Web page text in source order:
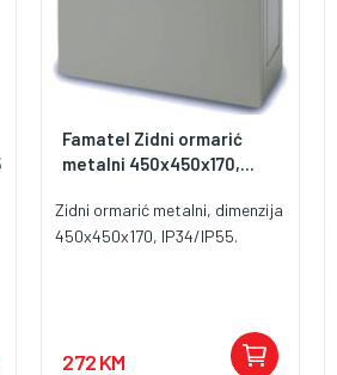
Famatel Zidni ormarić
metalni 450x450x170,...
Zidni ormarić metalni, dimenzija
450x450x170, IP34/IP55.
272 KM